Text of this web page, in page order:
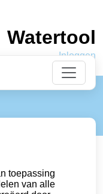
Watertool
Inloggen
toepassing
van alle